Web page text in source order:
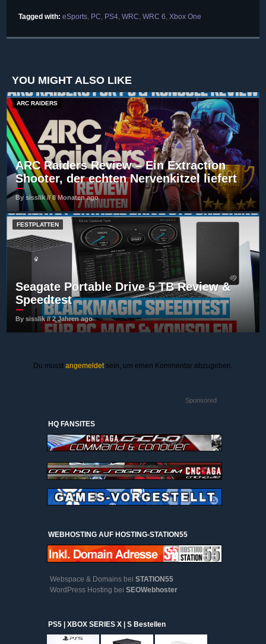
Tagged with: eSports, PC, PS4, WRC, WRC 6, Xbox One
YOU MIGHT ALSO LIKE
ARC RAIDERS
ARC Raiders Review – Ein Extraction
Shooter, der echten Nervenkitzel liefert
By sisslik // 8 Monaten ago
FESTPLATTEN
Seagate Portable Drive 5 TB Review &
Speedtest
By sisslik // 2 Jahren ago
Du musst angemeldetsein, um einen Kommentar abzugeben.
Sponsored
HQ FANSITES
WEBHOSTING AUF HOSTING-STATION55
Webspace & Domains bei STATION55
WordPress Hosting bei SEOWebhoster
PS5 | XBOX SERIES X | S Bestellen